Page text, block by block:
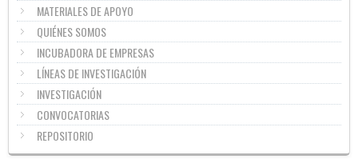
MATERIALES DE APOYO
QUIÉNES SOMOS
INCUBADORA DE EMPRESAS
LÍNEAS DE INVESTIGACIÓN
INVESTIGACIÓN
CONVOCATORIAS
REPOSITORIO